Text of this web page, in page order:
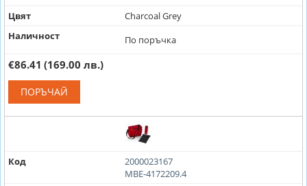
Цвят
Charcoal Grey
Наличност
По поръчка
€86.41 (169.00 лв.)
ПОРЪЧАЙ
Код
2000023167
MBE-4172209.4